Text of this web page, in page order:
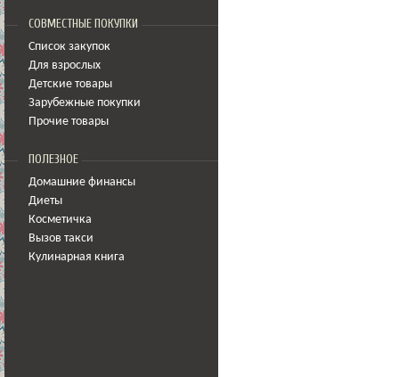
СОВМЕСТНЫЕ ПОКУПКИ
Список закупок
Для взрослых
Детские товары
Зарубежные покупки
Прочие товары
ПОЛЕЗНОЕ
Домашние финансы
Диеты
Косметичка
Вызов такси
Кулинарная книга